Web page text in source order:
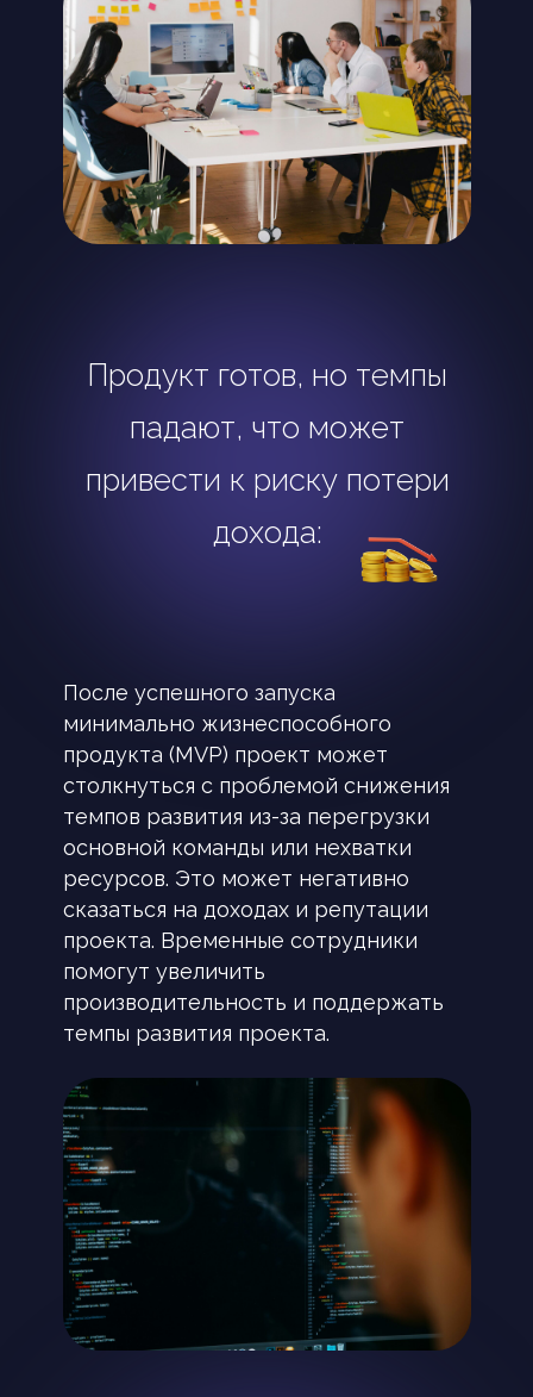
Продукт готов, но темпы
падают, что может
привести к риску потери
дохода:
После успешного запуска
минимально жизнеспособного
продукта (MVP) проект может
столкнуться с проблемой снижения
темпов развития из-за перегрузки
основной команды или нехватки
ресурсов. Это может негативно
сказаться на доходах и репутации
проекта. Временные сотрудники
помогут увеличить
производительность и поддержать
темпы развития проекта.